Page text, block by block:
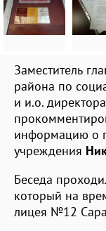
Заместитель
района по
и и.о.
информацию о
учреждения
Беседа
который на
лицея №12